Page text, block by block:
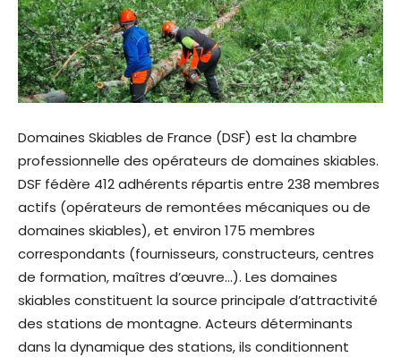
Domaines Skiables de France (DSF) est la chambre
professionnelle des opérateurs de domaines skiables.
DSF fédère 412 adhérents répartis entre 238 membres
actifs (opérateurs de remontées mécaniques ou de
domaines skiables), et environ 175 membres
correspondants (fournisseurs, constructeurs, centres
de formation, maîtres d’œuvre…). Les domaines
skiables constituent la source principale d’attractivité
des stations de montagne. Acteurs déterminants
dans la dynamique des stations, ils conditionnent